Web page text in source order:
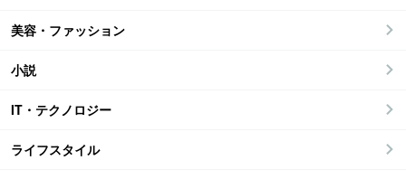
美容・ファッション
小説
IT・テクノロジー
ライフスタイル